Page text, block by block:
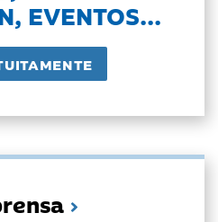
EVENTOS...